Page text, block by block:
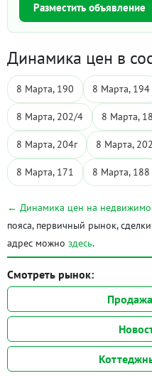
Разместить объявление
Динамика цен в
8 Марта, 190 8 Марта, 194
8 Марта, 202/4 8 Марта,
8 Марта, 204г 8 Марта,
8 Марта, 171 8 Марта, 188
← Динамика цен на
пояса, первичный рынок,
адрес можно здесь.
Смотреть рынок: